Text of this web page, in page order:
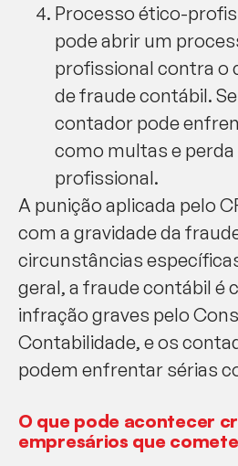
Processo ético-
pode abrir um
profissional contra o
de fraude contábil.
contador pode
como multas e
profissional.
A punição aplicada pelo
com a gravidade da
circunstâncias
geral, a fraude contábil é
infração graves pelo
Contabilidade, e os
podem enfrentar sérias
O que pode acontecer
empresários que